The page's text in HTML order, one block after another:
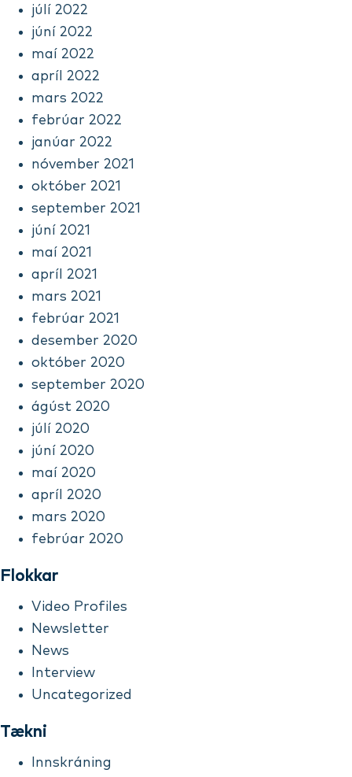
júlí 2022
júní 2022
maí 2022
apríl 2022
mars 2022
febrúar 2022
janúar 2022
nóvember 2021
október 2021
september 2021
júní 2021
maí 2021
apríl 2021
mars 2021
febrúar 2021
desember 2020
október 2020
september 2020
ágúst 2020
júlí 2020
júní 2020
maí 2020
apríl 2020
mars 2020
febrúar 2020
Flokkar
Video Profiles
Newsletter
News
Interview
Uncategorized
Tækni
Innskráning